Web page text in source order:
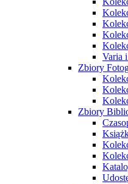
Varia
Zbiory
Zbiory